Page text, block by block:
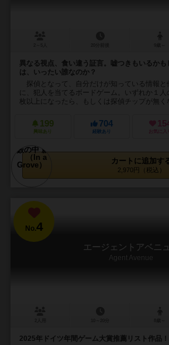
異なる視点、食い違う証言。嘘つきもいるかも
は、いったい誰なのか？
探偵となって、自分だけが知っている情報と
に、犯人を当てるボードゲーム。いずれか１人
枚以上になったら、もしくは探偵チップが無く
199
興味あり
704
経験あり お気に入り
カートに追加す
2,970円（税込）
No.4
エージェントアベニ
Agent Avenue
2025年ドイツ年間ゲーム大賞推薦リスト作品！